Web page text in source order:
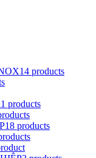
14 products
products
18 products